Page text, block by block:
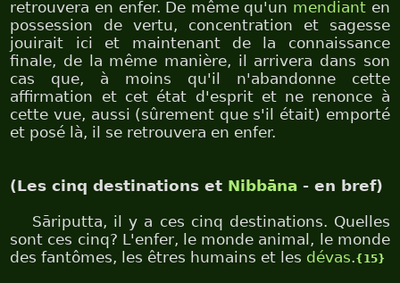
retrouvera en enfer. De même qu'un mendiant en
possession de vertu, concentration et sagesse
jouirait ici et maintenant de la connaissance
finale, de la même manière, il arrivera dans son
cas que, à moins qu'il n'abandonne cette
affirmation et cet état d'esprit et ne renonce à
cette vue, aussi (sûrement que s'il était) emporté
et posé là, il se retrouvera en enfer.
(Les cinq destinations et Nibbāna - en bref)
Sāriputta, il y a ces cinq destinations. Quelles
sont ces cinq? L'enfer, le monde animal, le monde
des fantômes, les êtres humains et les dévas.{15}